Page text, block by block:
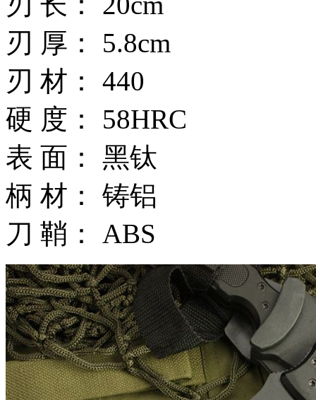
刃 厚： 5.8cm
刃 材： 440
硬 度： 58HRC
表 面： 黑钛
柄 材： 铸铝
刀 鞘： ABS